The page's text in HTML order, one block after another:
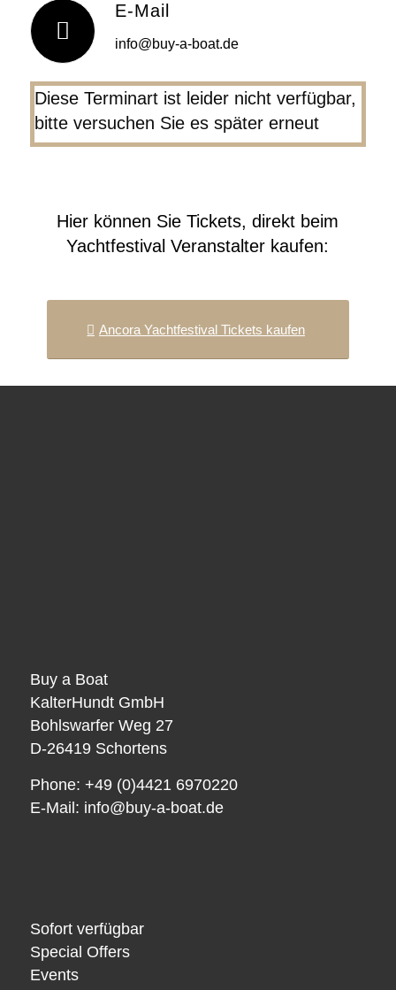
E-Mail
info@buy-a-boat.de
Diese Terminart ist leider nicht verfügbar,
bitte versuchen Sie es später erneut
Hier können Sie Tickets, direkt beim
Yachtfestival Veranstalter kaufen:
Ancora Yachtfestival Tickets kaufen
Buy a Boat
KalterHundt GmbH
Bohlswarfer Weg 27
D-26419 Schortens
Phone: +49 (0)4421 6970220
E-Mail: info@buy-a-boat.de
Sofort verfügbar
Special Offers
Events